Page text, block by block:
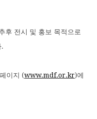
후 전시 및 홍보 목적으로
이지 (www.mdf.or.kr)에